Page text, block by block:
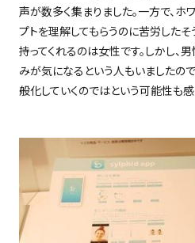
声が数多く集まりました。一方で、ホ
プトを理解してもらうのに苦労したそ
持ってくれるのは女性です。しかし
みが気になるという人もいましたの
般化していくのではという可能性も感